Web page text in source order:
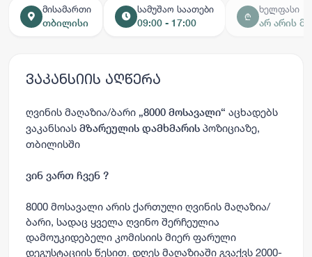
მისამართი
თბილისი
₾
ხელფასი
არ არის
სამუშაო საათები
09:00 - 17:00
ვაკანსიის აღწერა
ღვინის მაღაზია/ბარი „8000 მოსავალი“ აცხადებს
ვაკანსიას მზარეულის დამხმარის პოზიციაზე,
თბილისში
ვინ ვართ ჩვენ ?
8000 მოსავალი არის ქართული ღვინის მაღაზია/
ბარი, სადაც ყველა ღვინო შერჩეულია
დამოუკიდებელი კომისიის მიერ ფარული
დეგუსტაციის წესით. დღეს მაღაზიაში გვაქვს 2000-